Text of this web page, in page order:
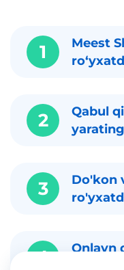
1
Meest
2
Qabul
yarating
3
Do'kon
4
Onlayn